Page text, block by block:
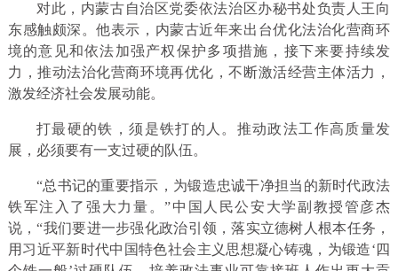
对此，内蒙古自治区党委依法治区办秘书处负责人王向
东感触颇深。他表示，内蒙古近年来出台优化法治化营商环
境的意见和依法加强产权保护多项措施，接下来要持续发
力，推动法治化营商环境再优化，不断激活经营主体活力，
激发经济社会发展动能。
打最硬的铁，须是铁打的人。推动政法工作高质量发
展，必须要有一支过硬的队伍。
“总书记的重要指示，为锻造忠诚干净担当的新时代政法
铁军注入了强大力量。”中国人民公安大学副教授管彦杰
说，“我们要进一步强化政治引领，落实立德树人根本任务，
用习近平新时代中国特色社会主义思想凝心铸魂，为锻造‘四